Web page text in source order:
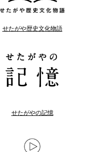
せたがや歴史文化物語
せたがやの記憶